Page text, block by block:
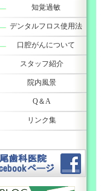
知覚過敏
デンタルフロス使用法
口腔がんについて
スタッフ紹介
院内風景
Q＆A
リンク集